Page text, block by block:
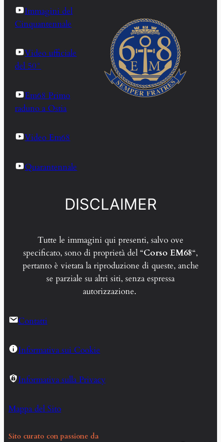
Immagini del
Cinquantennale
Video ufficiale
del 50°
Em68 Primo
raduno a Ostia
Video Em68
Quarantennale
DISCLAIMER
Tutte le immagini qui presenti, salvo ove
specificato, sono di proprietà del “Corso EM68“,
pertanto è vietata la riproduzione di queste, anche
se parziale su altri siti, senza espressa
autorizzazione.
Contatti
Informativa sui Cookie
Informativa sulla Privacy
Mappa del Sito
Sito curato con passione da